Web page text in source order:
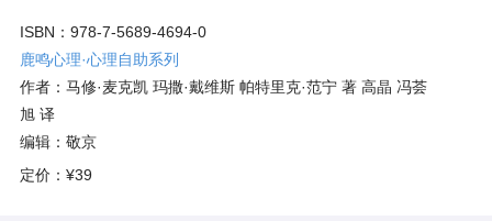
ISBN：978-7-5689-4694-0
鹿鸣心理·心理自助系列
作者：马修·麦克凯 玛撒·戴维斯 帕特里克·范宁 著 高晶 冯荟
旭 译
编辑：敬京
定价： ¥39